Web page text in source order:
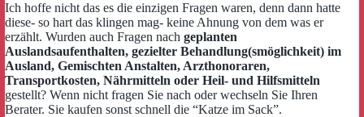
Ich hoffe nicht das es die einzigen Fragen waren, denn dann hatte
diese- so hart das klingen mag- keine Ahnung von dem was er
erzählt. Wurden auch Fragen nach geplanten
Auslandsaufenthalten, gezielter Behandlung(smöglichkeit) im
Ausland, Gemischten Anstalten, Arzthonoraren,
Transportkosten, Nährmitteln oder Heil- und Hilfsmitteln
gestellt? Wenn nicht fragen Sie nach oder wechseln Sie Ihren
Berater. Sie kaufen sonst schnell die “Katze im Sack”.